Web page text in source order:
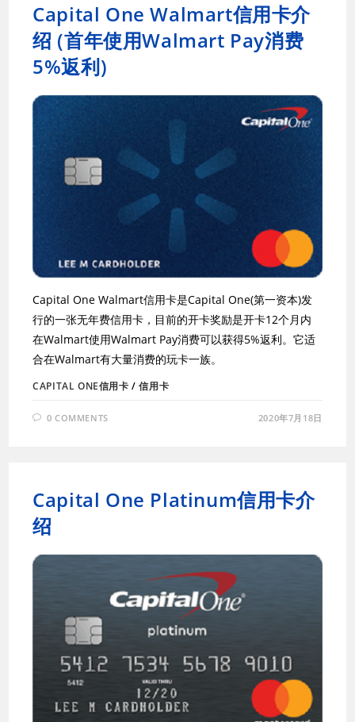
Capital One Walmart信用卡介
绍 (首年使用Walmart Pay消费
5%返利)
Capital One Walmart信用卡是Capital One(第一资本)发
行的一张无年费信用卡，目前的开卡奖励是开卡12个月内
在Walmart使用Walmart Pay消费可以获得5%返利。它适
合在Walmart有大量消费的玩卡一族。
CAPITAL ONE信用卡 /信用卡
0 COMMENTS 2020年7月18日
Capital One Platinum信用卡介
绍